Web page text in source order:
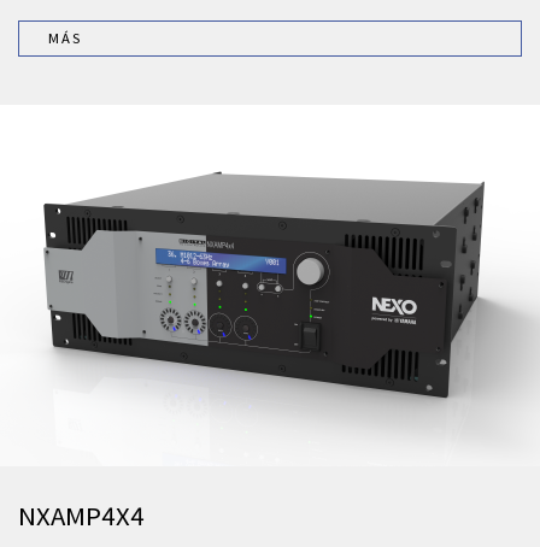
MÁS
NXAMP4X4